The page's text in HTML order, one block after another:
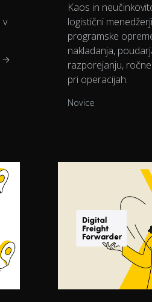
v
→
Kaos in
logistični
programske
nakladanja,
razporejanju,
pri operacijah.
Novice